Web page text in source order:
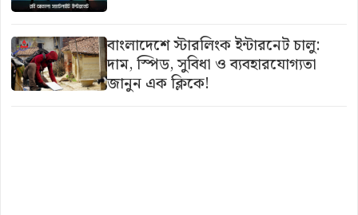
বাংলাদেশে স্টারলিংক ইন্টারনেট চালু:
দাম, স্পিড, সুবিধা ও ব্যবহারযোগ্যতা
জানুন এক ক্লিকে!